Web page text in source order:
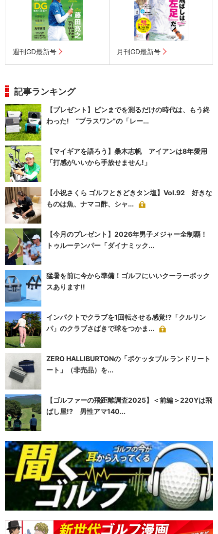
週刊GD最新号 月刊GD最新号
記事ランキング
【プレゼント】ピンまでを測るだけの時代は、もう終
わった! “プラスワン”の「レー...
【マイギアを語ろう】桑木志帆 アイアンは8年愛用
「打感がいいから手放せません!」
【小祝さくら ゴルフときどきタン塩】Vol.92 好きな
ものは魚、ナマコ酢、シャ...
【今月のプレゼント】2026年男子メジャー全制覇！
トゥルーテンパー「ダイナミック...
猛暑を前に今から準備！ゴルフにいいクーラーボック
スあります!!
インパクトでクラブを1回転させる感覚!?「クルリン
パ」のクラブさばきで球をつかま...
ZERO HALLIBURTONの「ポケッタブル ランドリート
ート」（非売品）を...
【ゴルファーの飛距離調査2025】＜前編＞220Yは飛
ばし屋!? 男性アマ140...